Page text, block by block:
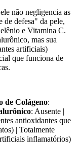
não negligencia as
de defesa" da pele,
e Vitamina C.
mas sua
artificiais)
que funciona de
de Colágeno:
: Ausente |
antioxidantes que
| Totalmente
inflamatórios)